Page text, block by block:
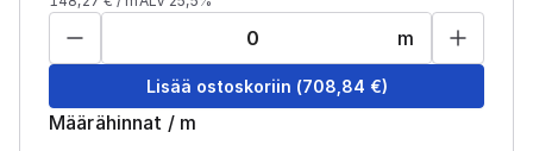
m
Lisää ostoskoriin (708,84 €)
Määrähinnat / m